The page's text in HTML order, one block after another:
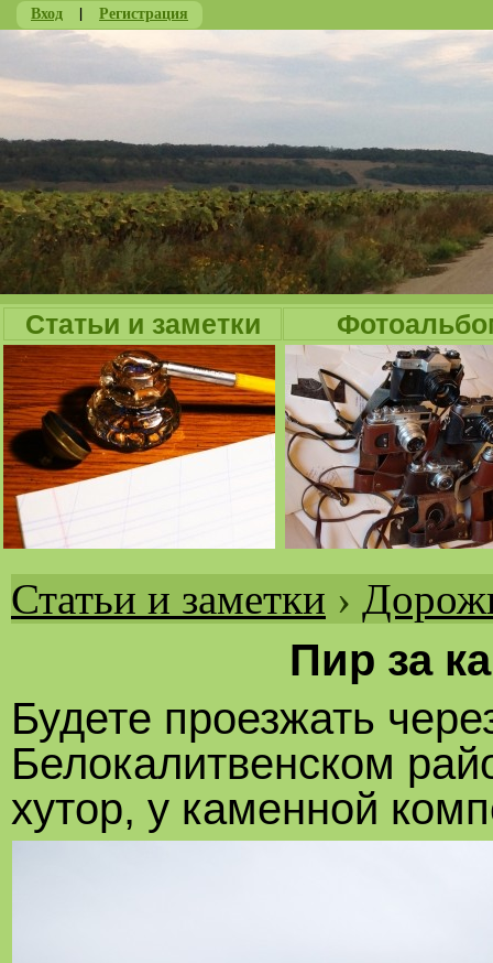
Вход | Регистрация
Статьи и заметки
Вы
Статьи и заметки ›
Пир за
Будете проезжать
Белокалитвенском
хутор, у каменной